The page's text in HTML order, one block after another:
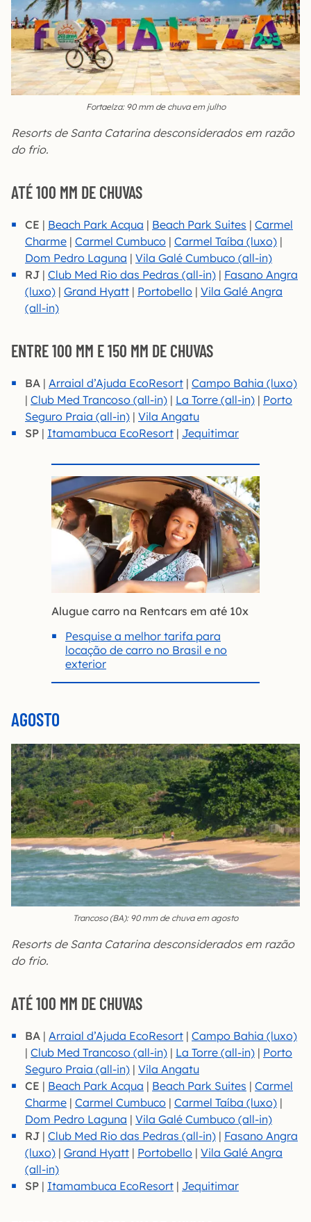
Fortaelza: 90 mm de chuva em julho
Resorts de Santa Catarina desconsiderados em razão
do frio.
ATÉ 100 MM DE CHUVAS
CE | Beach Park Acqua | Beach Park Suites | Carmel
Charme | Carmel Cumbuco | Carmel Taíba (luxo) |
Dom Pedro Laguna | Vila Galé Cumbuco (all-in)
RJ | Club Med Rio das Pedras (all-in) | Fasano Angra
(luxo) | Grand Hyatt | Portobello | Vila Galé Angra
(all-in)
ENTRE 100 MM E 150 MM DE CHUVAS
BA | Arraial d’Ajuda EcoResort | Campo Bahia (luxo)
| Club Med Trancoso (all-in) | La Torre (all-in) | Porto
Seguro Praia (all-in) | Vila Angatu
SP | Itamambuca EcoResort | Jequitimar
Alugue carro na Rentcars em até 10x
Pesquise a melhor tarifa para
locação de carro no Brasil e no
exterior
AGOSTO
Trancoso (BA): 90 mm de chuva em agosto
Resorts de Santa Catarina desconsiderados em razão
do frio.
ATÉ 100 MM DE CHUVAS
BA | Arraial d’Ajuda EcoResort | Campo Bahia (luxo)
| Club Med Trancoso (all-in) | La Torre (all-in) | Porto
Seguro Praia (all-in) | Vila Angatu
CE | Beach Park Acqua | Beach Park Suites | Carmel
Charme | Carmel Cumbuco | Carmel Taíba (luxo) |
Dom Pedro Laguna | Vila Galé Cumbuco (all-in)
RJ | Club Med Rio das Pedras (all-in) | Fasano Angra
(luxo) | Grand Hyatt | Portobello | Vila Galé Angra
(all-in)
SP | Itamambuca EcoResort | Jequitimar